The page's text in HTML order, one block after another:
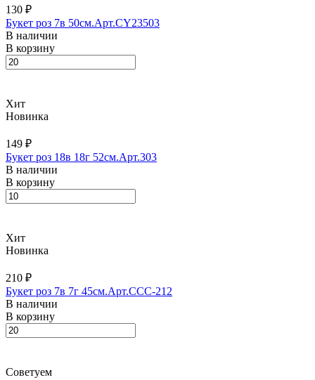
130 ₽
Букет роз 7в 50см.Арт.CY23503
В наличии
В корзину
Хит
Новинка
149 ₽
Букет роз 18в 18г 52см.Арт.303
В наличии
В корзину
Хит
Новинка
210 ₽
Букет роз 7в 7г 45см.Арт.CCC-212
В наличии
В корзину
Советуем